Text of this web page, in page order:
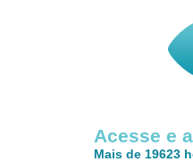
Acesse e
Mais de 19623